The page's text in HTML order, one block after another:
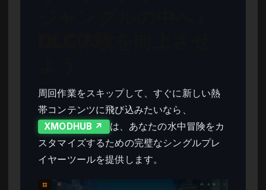
周回作業をスキップして、すぐに新しい熱
帯コンテンツに飛び込みたいなら、
XMODHUB ↗
は、あなたの水中冒険をカ
スタマイズするための完璧なシングルプレ
イヤーツールを提供します。